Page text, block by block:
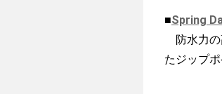
■Spring
防水力の
たジップ